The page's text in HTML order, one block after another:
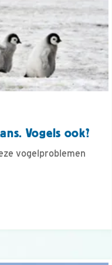
Vogels ook?
vogelproblemen